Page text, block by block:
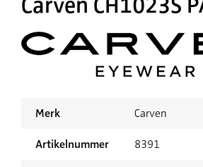
Merk Carven
Artikelnummer 8391